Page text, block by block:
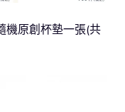
機原創杯墊一張(共